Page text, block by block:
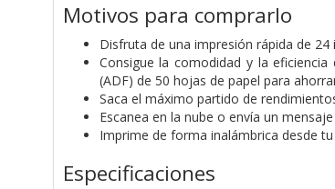
Motivos para comprarlo
Disfruta de una impresión rápida de
Consigue la comodidad y la
(ADF) de 50 hojas de papel para
Saca el máximo partido de
Escanea en la nube o envía un
Imprime de forma inalámbrica desde
Especificaciones